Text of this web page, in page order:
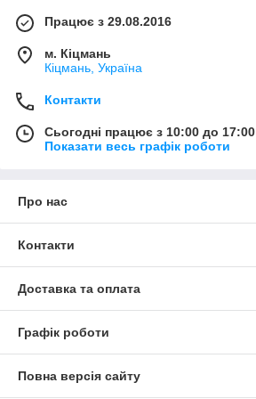
Працює з 29.08.2016
м. Кіцмань
Кіцмань, Україна
Контакти
Сьогодні працює з 10:00 до 17:00
Показати весь графік роботи
Про нас
Контакти
Доставка та оплата
Графік роботи
Повна версія сайту